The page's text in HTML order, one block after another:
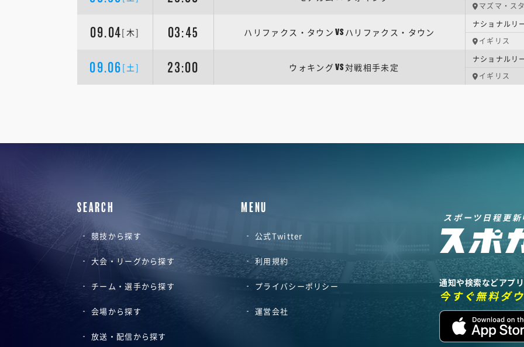
マズマ・ス
09.04[木] 03:45 ハリファクス・タウン VS ハリファクス・タウン
ナショナル
イギリス
09.06 [土] 23:00 ウォキング VS対戦相手未定
ナショナル
イギリス
SEARCH
競技から探す
大会・リーグから探す
チーム・選手から探す
会場から探す
放送・配信から探す
MENU
公式Twitter
利用規約
プライバシーポリシー
運営会社
スポーツ日程更新
通知や検索などアプ
今すぐ無料ダ